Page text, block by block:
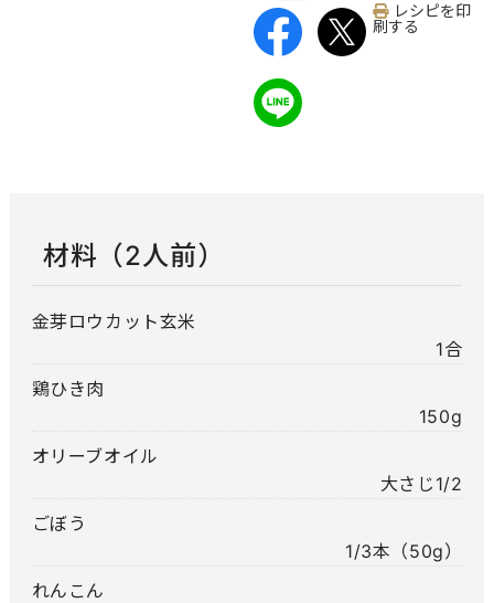
レシピを印
刷する
材料（2人前）
金芽ロウカット玄米
1合
鶏ひき肉
150g
オリーブオイル
大さじ1/2
ごぼう
1/3本（50g）
れんこん